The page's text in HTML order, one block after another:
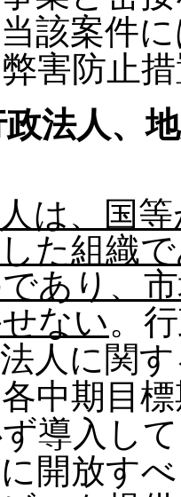
該案件
害防止
政法人、
は、国
た組織
あり、
ない。
人に関
中期目
導入し
開放す